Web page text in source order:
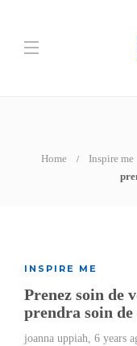
Home Inspire me
INSPIRE ME
Prenez soin de
prendra soin de
joanna uppiah, 6 years